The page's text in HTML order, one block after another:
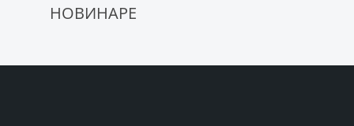
НОВИНАРЕ